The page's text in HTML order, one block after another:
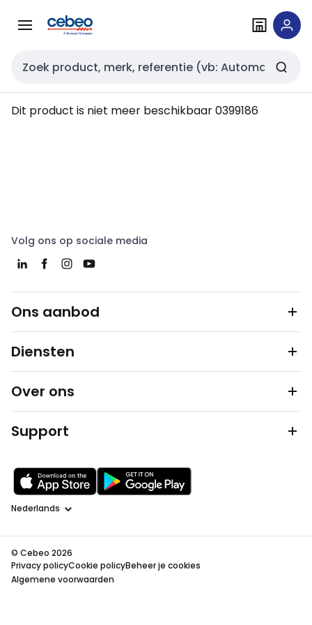
naar
naar
Zoekveld invoer
Dit product is niet meer beschikbaar0399186
Volg ons op sociale media
Ons aanbod
Diensten
Over ons
Support
Taal
© Cebeo 2026
Privacy policyCookie policyBeheer je cookies
Algemene voorwaarden